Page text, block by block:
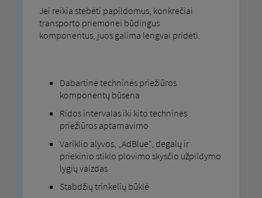
Jei reikia stebėti papildomus, konkrečiai
transporto priemonei būdingus
komponentus, juos galima lengvai pridėti.
Dabartinė techninės priežiūros
komponentų būsena
Ridos intervalas iki kito techninės
priežiūros aptarnavimo
Variklio alyvos, „AdBlue“, degalų ir
priekinio stiklo plovimo skysčio užpildymo
lygių vaizdas
Stabdžių trinkelių būklė